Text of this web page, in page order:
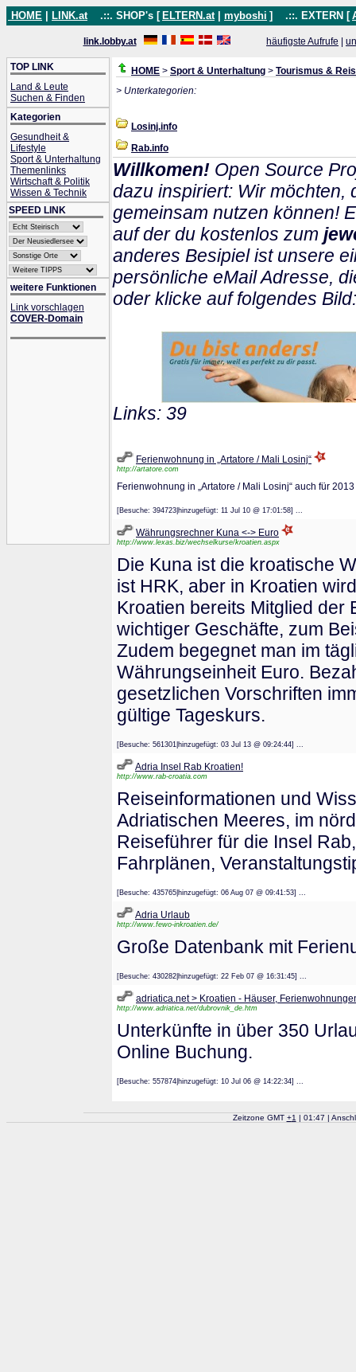
HOME LINK.at .::. SHOP's [ ELTERN.at myboshi ] .::. EXTERN [
link.lobby.at häufigste Aufrufe
TOP LINK
Land & Leute
Suchen & Finden
Kategorien
Gesundheit &
Lifestyle
Sport & Unterhaltung
Themenlinks
Wirtschaft & Politik
Wissen & Technik
SPEED LINK
weitere Funktionen
Link vorschlagen
COVER-Domain
HOME > Sport & Unterhaltung > Tourismus &
> Unterkategorien:
Losinj.info
Rab.info
Willkomen! Open Source
dazu inspiriert: Wir möchten,
gemeinsam nutzen können!
auf der du kostenlos zum
anderes Besipiel ist unsere
persönliche eMail Adresse,
oder klicke auf folgendes Bild:
Links: 39
Ferienwohnung in „Artatore / Mali Losinj“
http://artatore.com
Ferienwohnung in „Artatore / Mali Losinj“ auch für
[Besuche: 394723|hinzugefügt: 11 Jul 10 @ 17:01:58] ...
Währungsrechner Kuna <-> Euro
http://www.lexas.biz/wechselkurse/kroatien.aspx
Die Kuna ist die kroatische
ist HRK, aber in Kroatien
Kroatien bereits Mitglied der
wichtiger Geschäfte, zum
Zudem begegnet man im
Währungseinheit Euro.
gesetzlichen Vorschriften
gültige Tageskurs.
[Besuche: 561301|hinzugefügt: 03 Jul 13 @ 09:24:44] ...
Adria Insel Rab Kroatien!
http://www.rab-croatia.com
Reiseinformationen und
Adriatischen Meeres, im
Reiseführer für die Insel
Fahrplänen,
[Besuche: 435765|hinzugefügt: 06 Aug 07 @ 09:41:53] ...
Adria Urlaub
http://www.fewo-inkroatien.de/
Große Datenbank mit
[Besuche: 430282|hinzugefügt: 22 Feb 07 @ 16:31:45] ...
adriatica.net > Kroatien - Häuser,
http://www.adriatica.net/dubrovnik_de.htm
Unterkünfte in über 350
Online Buchung.
[Besuche: 557874|hinzugefügt: 10 Jul 06 @ 14:22:34] ...
Zeitzone GMT +1 | 01:47 |